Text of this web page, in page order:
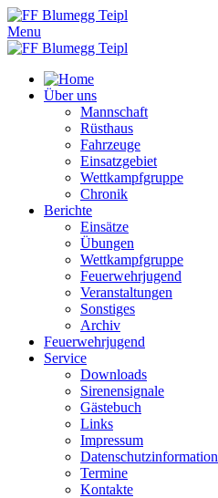
Menu
Über uns
Mannschaft
Rüsthaus
Fahrzeuge
Einsatzgebiet
Wettkampfgruppe
Chronik
Berichte
Einsätze
Übungen
Wettkampfgruppe
Feuerwehrjugend
Veranstaltungen
Sonstiges
Archiv
Feuerwehrjugend
Service
Downloads
Sirenensignale
Gästebuch
Links
Impressum
Datenschutzinformation
Termine
Kontakte